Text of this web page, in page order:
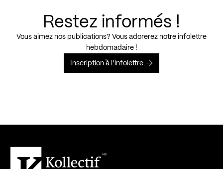
Restez informés !
Vous aimez nos publications? Vous adorerez notre infolettre
hebdomadaire !
Inscription à l’infolettre